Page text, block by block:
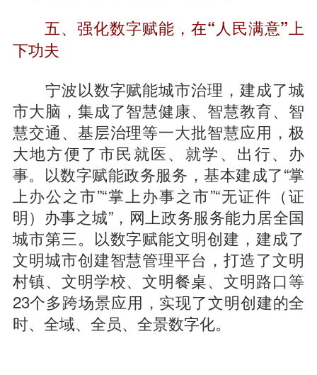
五、强化数字赋能，在“人民满意”上
下功夫
宁波以数字赋能城市治理，建成了城
市大脑，集成了智慧健康、智慧教育、智
慧交通、基层治理等一大批智慧应用，极
大地方便了市民就医、就学、出行、办
事。以数字赋能政务服务，基本建成了“掌
上办公之市”“掌上办事之市”“无证件（证
明）办事之城”，网上政务服务能力居全国
城市第三。以数字赋能文明创建，建成了
文明城市创建智慧管理平台，打造了文明
村镇、文明学校、文明餐桌、文明路口等
23个多跨场景应用，实现了文明创建的全
时、全域、全员、全景数字化。